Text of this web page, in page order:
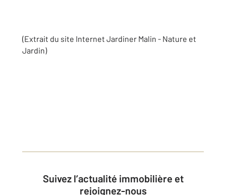
(Extrait du site Internet Jardiner Malin - Nature et
Jardin)
Suivez l’actualité immobilière et
rejoignez-nous